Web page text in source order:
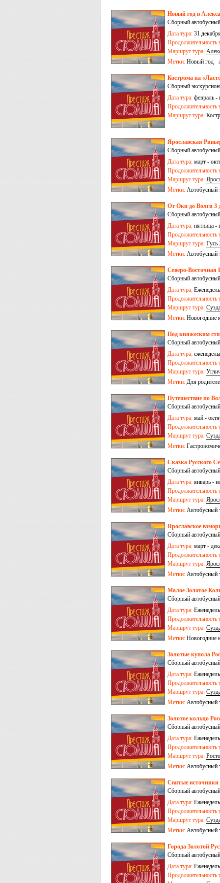
Новый год в
Сборный
Дата тура: 31
Продолжительность
Маршрут тура:
Метки: Новый год
Кострома на
Сборный
Дата тура: февраль -
Продолжительность
Маршрут тура:
Ярославская
Сборный
Дата тура: март -
Продолжительность
Маршрут тура:
Метки: Автобусный
От Оки до Волги 3
Сборный
Дата тура: пятница -
Продолжительность
Маршрут тура: Гусь
Метки: Автобусный
Северо-Восточная
Сборный
Дата тура:
Продолжительность
Маршрут тура:
Метки: Новогодние
Под княжеским
Сборный
Дата тура:
Продолжительность
Маршрут тура:
Метки: Для
Путешествие по
Сборный
Дата тура: май -
Продолжительность
Маршрут тура:
Метки:
Сказка Русского
Сборный
Дата тура: январь -
Продолжительность
Маршрут тура:
Метки: Автобусный
Ярославское
Сборный
Дата тура: март -
Продолжительность
Маршрут тура:
Метки: Автобусный
Малое Золотое
Сборный
Дата тура:
Продолжительность
Маршрут тура:
Залесский
Метки: Новогодние
Золотые купола
Сборный
Дата тура:
Продолжительность
Маршрут тура:
Залесский-Иваново
Метки: Автобусный
Золотое кольцо
Сборный
Дата тура:
Продолжительность
Маршрут тура:
Метки: Автобусный
Святые источники
Сборный
Дата тура:
Продолжительность
Маршрут тура:
Иваново
Метки: Автобусный
Города Золотой
Сборный
Дата тура:
Продолжительность